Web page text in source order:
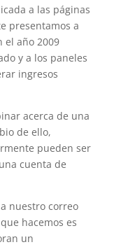
a las páginas
presentamos a
el año 2009
y a los paneles
ingresos
acerca de una
de ello,
pueden ser
cuenta de
nuestro correo
hacemos es
un